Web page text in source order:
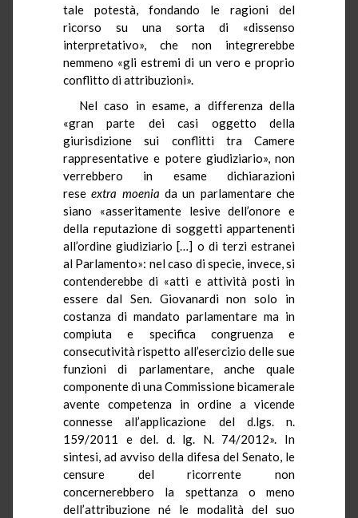
tale potestà, fondando le ragioni del
ricorso su una sorta di «dissenso
interpretativo», che non integrerebbe
nemmeno «gli estremi di un vero e proprio
conflitto di attribuzioni».
Nel caso in esame, a differenza della
«gran parte dei casi oggetto della
giurisdizione sui conflitti tra Camere
rappresentative e potere giudiziario», non
verrebbero in esame dichiarazioni
reseextra moenia da un parlamentare che
siano «asseritamente lesive dell’onore e
della reputazione di soggetti appartenenti
all’ordine giudiziario […] o di terzi estranei
al Parlamento»: nel caso di specie, invece, si
contenderebbe di «atti e attività posti in
essere dal Sen. Giovanardi non solo in
costanza di mandato parlamentare ma in
compiuta e specifica congruenza e
consecutività rispetto all’esercizio delle sue
funzioni di parlamentare, anche quale
componente di una Commissione bicamerale
avente competenza in ordine a vicende
connesse all’applicazione del d.lgs. n.
159/2011 e del. d. lg. N. 74/2012». In
sintesi, ad avviso della difesa del Senato, le
censure del ricorrente non
concernerebbero la spettanza o meno
dell’attribuzione né le modalità del suo